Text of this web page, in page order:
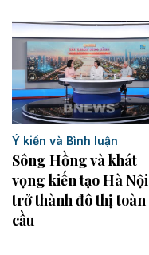
Ý kiến và Bình luận
Sông Hồng và khát
vọng kiến tạo Hà Nội
trở thành đô thị toàn
cầu